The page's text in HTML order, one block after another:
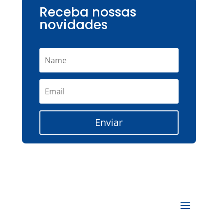
Receba nossas
novidades
Enviar